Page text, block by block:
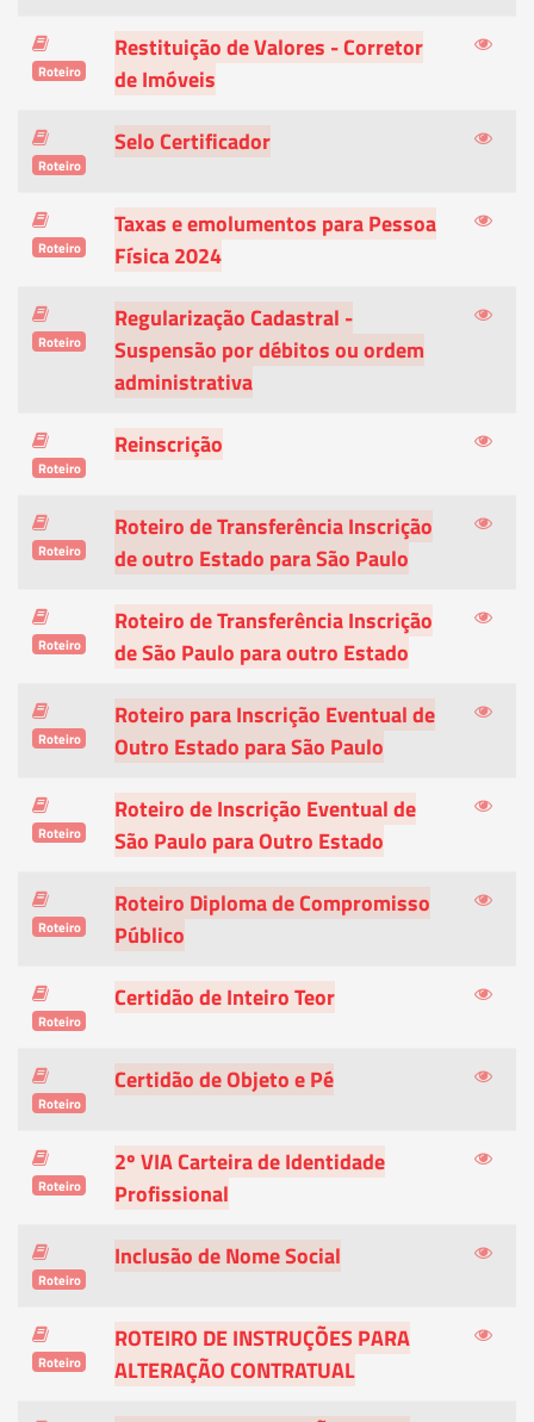
Roteiro
Restituição de Valores - Corretor
de Imóveis
Roteiro
Selo Certificador
Roteiro
Taxas e emolumentos para Pessoa
Física 2024
Roteiro
Regularização Cadastral -
Suspensão por débitos ou ordem
administrativa
Roteiro
Reinscrição
Roteiro
Roteiro de Transferência Inscrição
de outro Estado para São Paulo
Roteiro
Roteiro de Transferência Inscrição
de São Paulo para outro Estado
Roteiro
Roteiro para Inscrição Eventual de
Outro Estado para São Paulo
Roteiro
Roteiro de Inscrição Eventual de
São Paulo para Outro Estado
Roteiro
Roteiro Diploma de Compromisso
Público
Roteiro
Certidão de Inteiro Teor
Roteiro
Certidão de Objeto e Pé
Roteiro
2º VIA Carteira de Identidade
Profissional
Roteiro
Inclusão de Nome Social
Roteiro
ROTEIRO DE INSTRUÇÕES PARA
ALTERAÇÃO CONTRATUAL